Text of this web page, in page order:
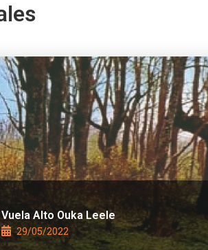
Vuela Alto Ouka Leele
29/05/2022